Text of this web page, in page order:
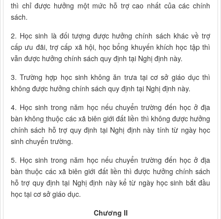
thì chỉ được hưởng một mức hỗ trợ cao nhất của các chính
sách.
2. Học sinh là đối tượng được hưởng chính sách khác về trợ
cấp ưu đãi, trợ cấp xã hội, học bổng khuyến khích học tập thì
vẫn được hưởng chính sách quy định tại Nghị định này.
3. Trường hợp học sinh không ăn trưa tại cơ sở giáo dục thì
không được hưởng chính sách quy định tại Nghị định này.
4. Học sinh trong năm học nếu chuyển trường đến học ở địa
bàn không thuộc các xã biên giới đất liền thì không được hưởng
chính sách hỗ trợ quy định tại Nghị định này tính từ ngày học
sinh chuyển trường.
5. Học sinh trong năm học nếu chuyển trường đến học ở địa
bàn thuộc các xã biên giới đất liền thì được hưởng chính sách
hỗ trợ quy định tại Nghị định này kể từ ngày học sinh bắt đầu
học tại cơ sở giáo dục.
Chương II